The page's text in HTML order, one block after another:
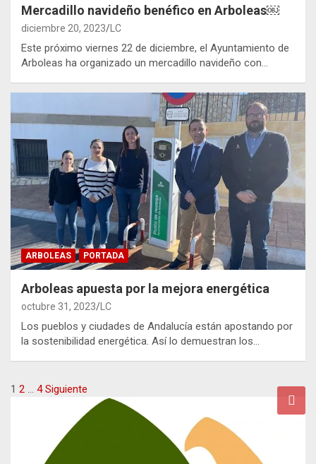
Mercadillo navideño benéfico en Arboleas￼
diciembre 20, 2023 LC
Este próximo viernes 22 de diciembre, el Ayuntamiento de
Arboleas ha organizado un mercadillo navideño con…
ARBOLEAS PORTADA
Arboleas apuesta por la mejora energética
octubre 31, 2023 LC
Los pueblos y ciudades de Andalucía están apostando por
la sostenibilidad energética. Así lo demuestran los…
Paginación
entradas
1 2 … 4 Siguiente